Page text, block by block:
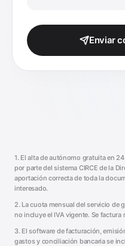
Enviar
1. El alta de autónomo gratuita en
por parte del sistema CIRCE de la
aportación correcta de toda la
interesado.
2. La cuota mensual del servicio de
no incluye el IVA vigente. Se
3. El software de facturación,
gastos y conciliación bancaria se